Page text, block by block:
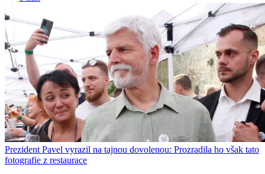
Prezident Pavel vyrazil na tajnou dovolenou: Prozradila ho však tato
fotografie z restaurace